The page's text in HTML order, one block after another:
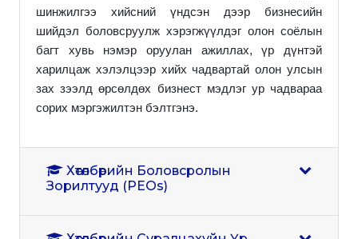
шинжилгээ хийсний үндсэн дээр бизнесийн
шийдэл боловсруулж хэрэгжүүлдэг олон соёлын
багт хувь нэмэр оруулан ажиллах, үр дүнтэй
харилцаж хэлэлцээр хийх чадвартай олон улсын
зах зээлд өрсөлдөх бизнест мэдлэг ур чадвараа
сорих мэргэжилтэн бэлтгэнэ.
Зорилтууд (PEOs)